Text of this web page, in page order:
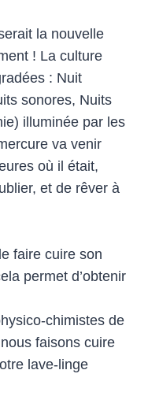
la nouvelle
! La culture
: Nuit
sonores, Nuits
illuminée par les
va venir
où il était,
et de rêver à
faire cuire son
permet d’obtenir
chimistes de
faisons cuire
lave-linge